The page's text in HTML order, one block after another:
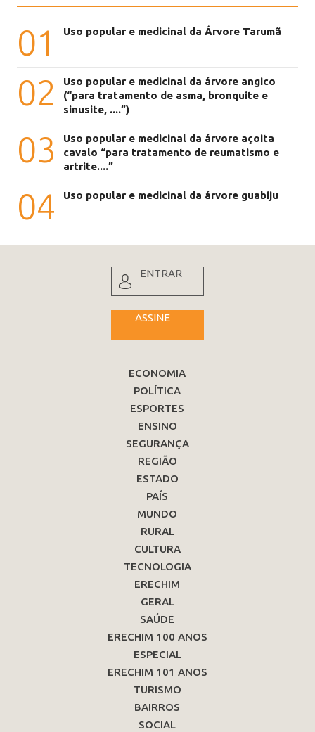
01 Uso popular e medicinal da Árvore Tarumã
02
Uso popular e medicinal da árvore angico
(“para tratamento de asma, bronquite e
sinusite, ....”)
03
Uso popular e medicinal da árvore açoita
cavalo “para tratamento de reumatismo e
artrite....”
04 Uso popular e medicinal da árvore guabiju
ENTRAR
ASSINE
ECONOMIA
POLÍTICA
ESPORTES
ENSINO
SEGURANÇA
REGIÃO
ESTADO
PAÍS
MUNDO
RURAL
CULTURA
TECNOLOGIA
ERECHIM
GERAL
SAÚDE
ERECHIM 100 ANOS
ESPECIAL
ERECHIM 101 ANOS
TURISMO
BAIRROS
SOCIAL